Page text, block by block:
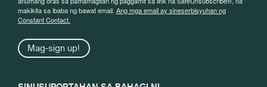
makikita sa ibaba ng bawat email. Ang mga email ay sineserbisyuhan ng
Constant Contact.
Mag-sign up!